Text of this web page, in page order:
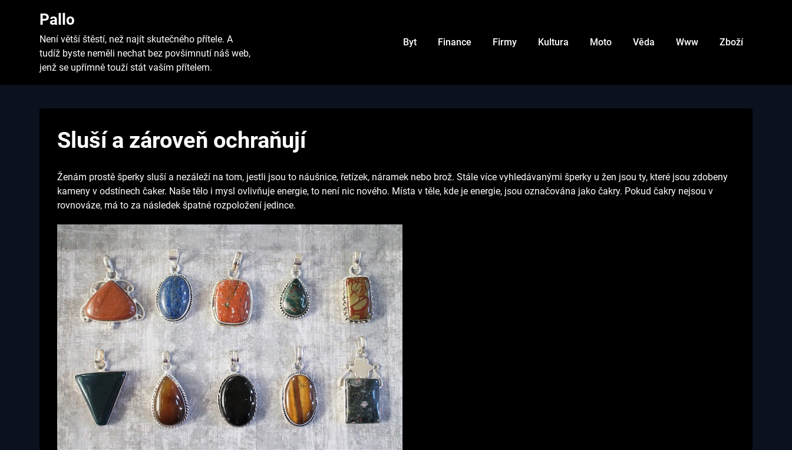
Pallo
Není větší štěstí, než najít skutečného přítele. A
tudíž byste neměli nechat bez povšimnutí náš web,
jenž se upřímně touží stát vaším přítelem.
Byt Finance Firmy Kultura Moto Věda Www Zboží
Sluší a zároveň ochraňují
Ženám prostě šperky sluší a nezáleží na tom, jestli jsou to náušnice, řetízek, náramek nebo brož. Stále více vyhledávanými šperky u žen jsou ty, které jsou zdobeny
kameny v odstínech čaker. Naše tělo i mysl ovlivňuje energie, to není nic nového. Místa v těle, kde je energie, jsou označována jako čakry. Pokud čakry nejsou v
rovnováze, má to za následek špatné rozpoložení jedince.